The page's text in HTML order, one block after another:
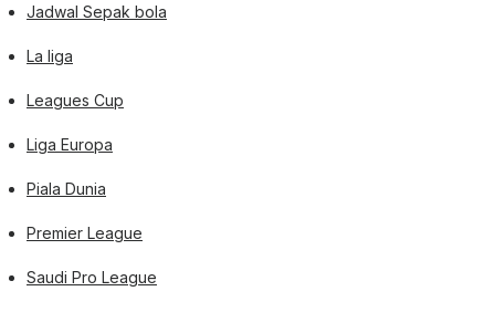
Jadwal Sepak bola
La liga
Leagues Cup
Liga Europa
Piala Dunia
Premier League
Saudi Pro League